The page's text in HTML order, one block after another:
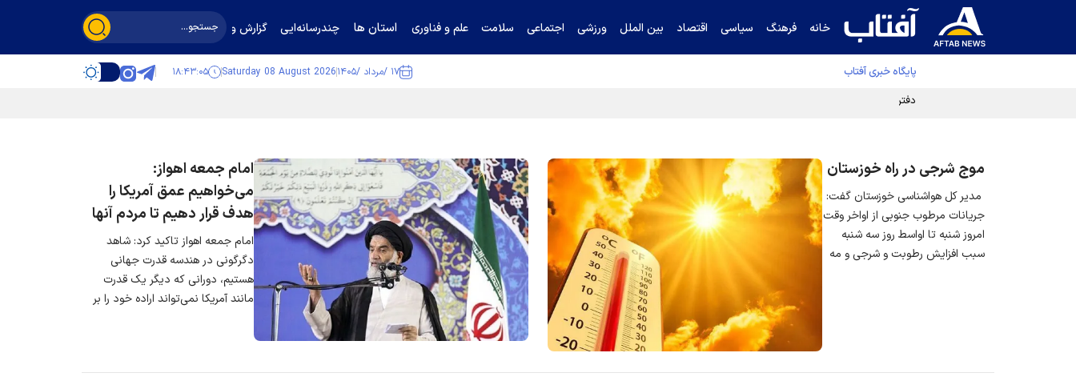
خانه فرهنگ سیاسی اقتصاد بین الملل ورزشی اجتماعی سلامت علم و فناوری استان ها چندرسانه‌ایی گزارش و گفت‌وگو
پایگاه خبری آفتاب ۱۷ /مرداد /۱۴۰۵ Saturday 08 August 2026 ۱۸:۴۳:۰۶
دفتر رهبر انقلاب ادعای خرازی درباره پزشکیان را تکذیب کرد
موج شرجی در راه خوزستان
مدیر کل هواشناسی خوزستان گفت:
جریانات مرطوب جنوبی از اواخر وقت
امروز شنبه تا اواسط روز سه شنبه
سبب افزایش رطوبت و شرجی و مه
امام جمعه اهواز:
می‌خواهیم عمق آمریکا را
هدف قرار دهیم تا مردم آنها
موشک خوردن را ببینند
امام جمعه اهواز تاکید کرد: شاهد
دگرگونی در هندسه قدرت جهانی
هستیم، دورانی که دیگر یک قدرت
مانند آمریکا نمی‌تواند اراده خود را بر
است. پیش از این، خود آنها